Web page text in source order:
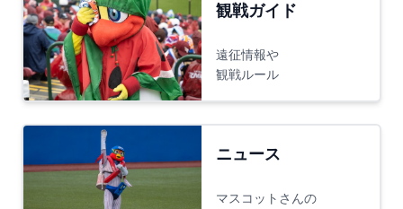
観戦ガイド
遠征情報や
観戦ルール
ニュース
マスコットさんの